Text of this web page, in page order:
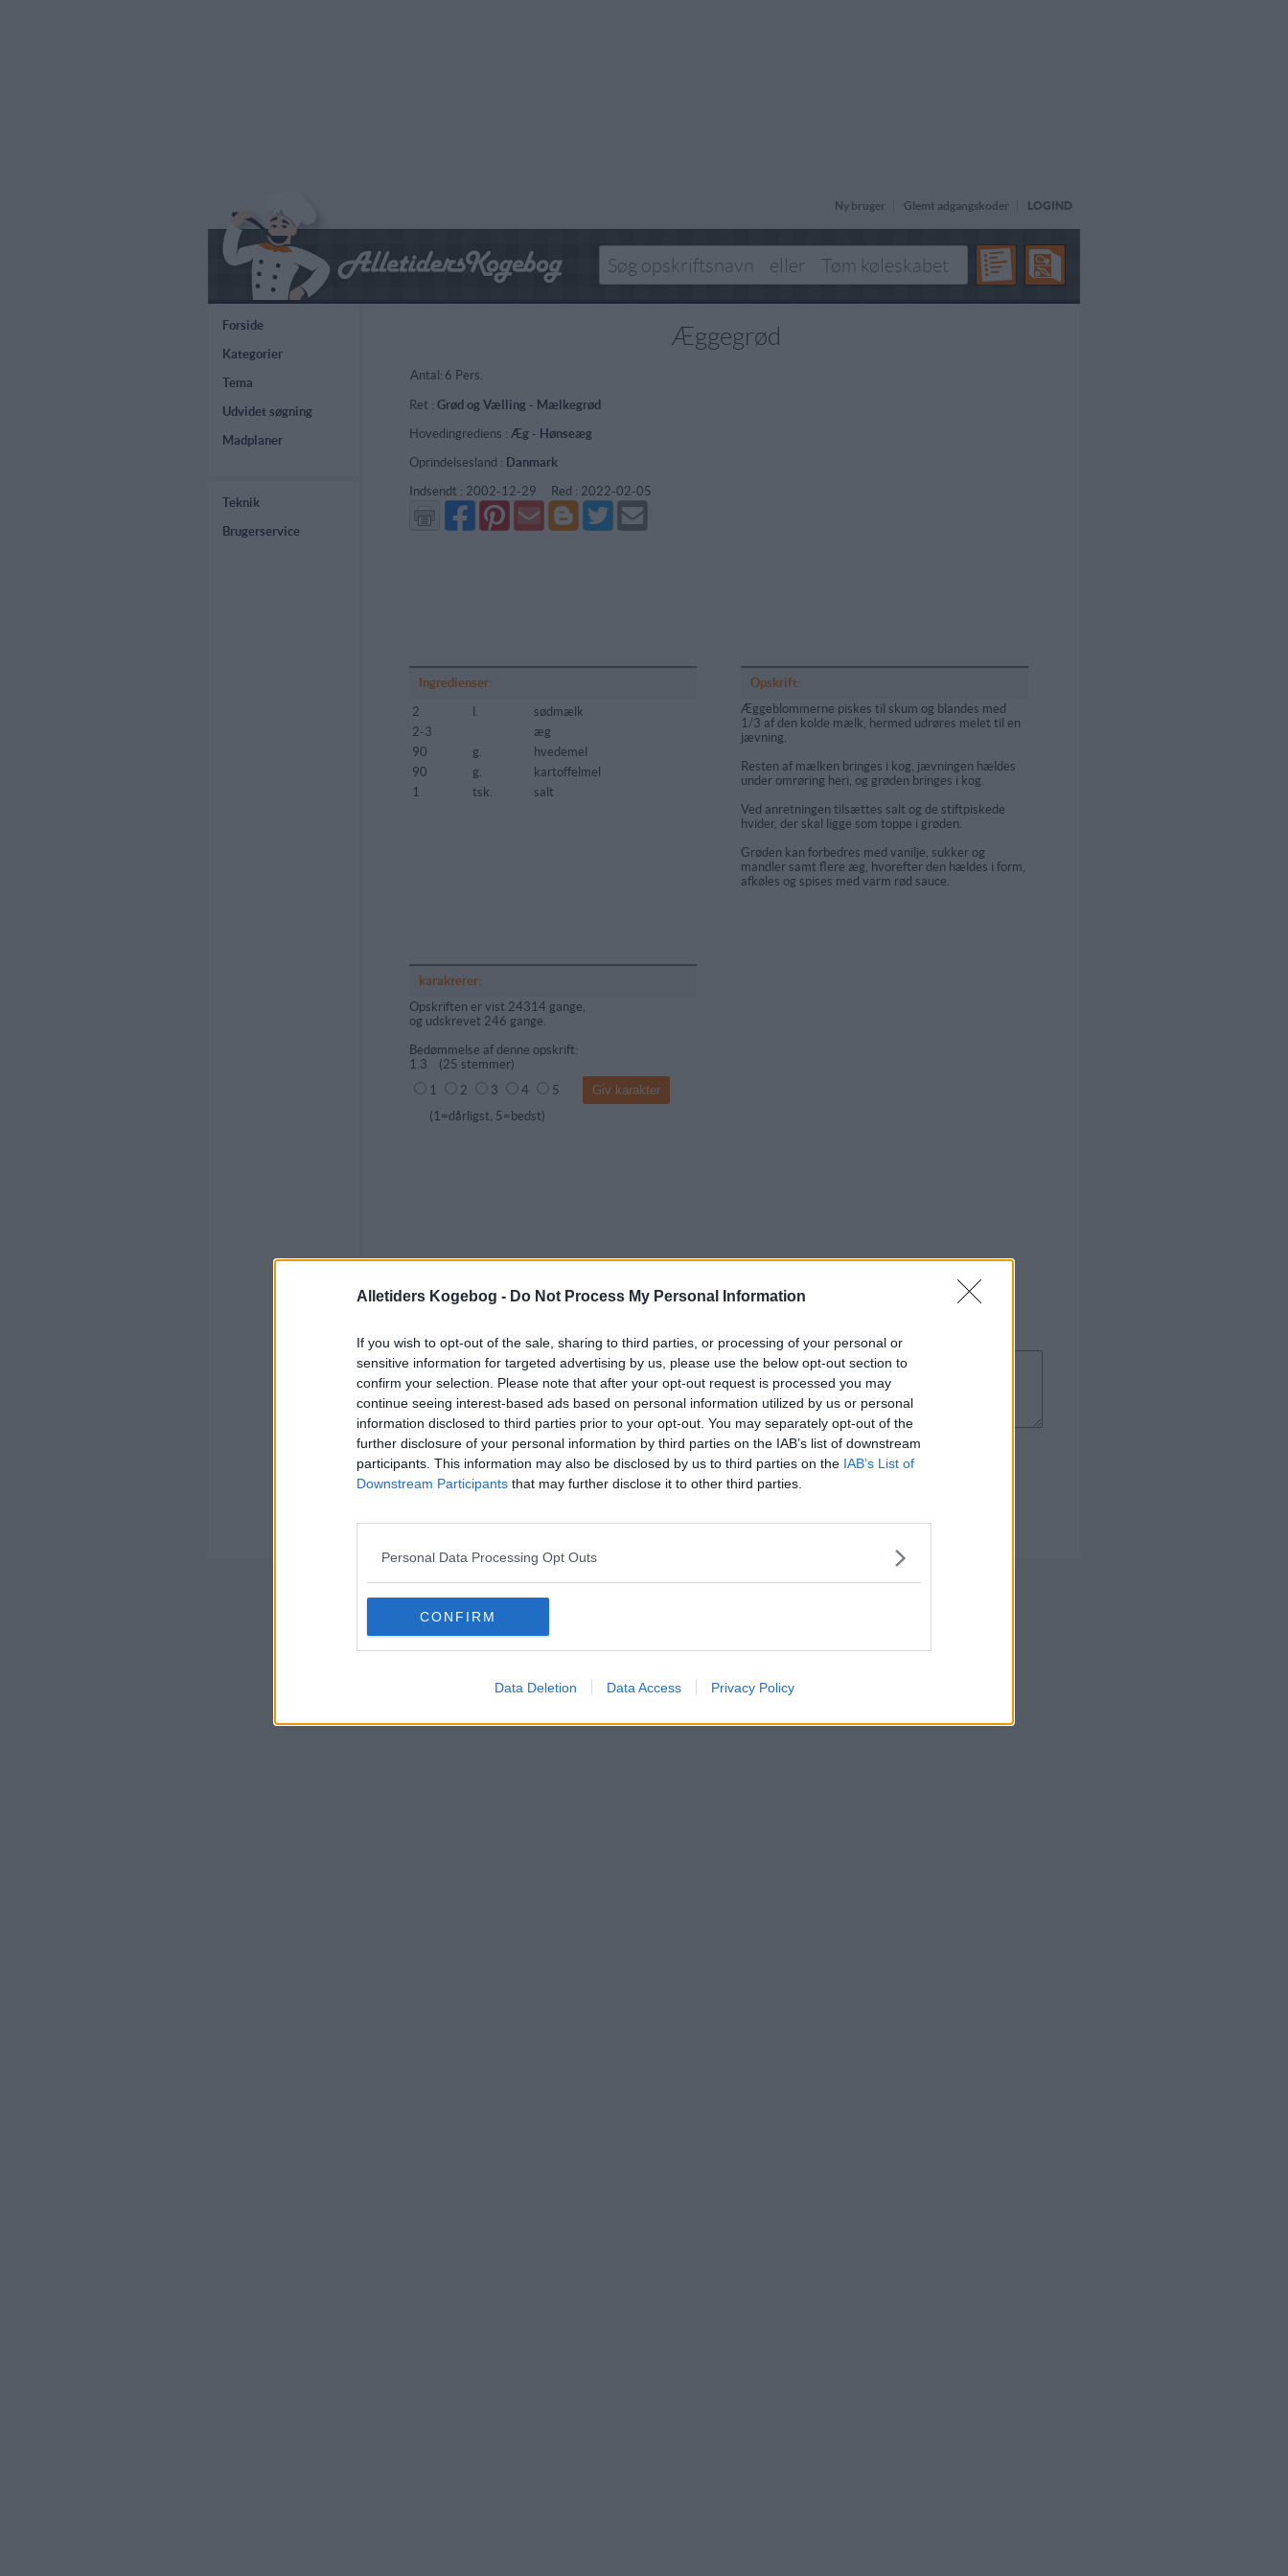
Alletiders Kogebog - Do Not Process My Personal Information
If you wish to opt-out of the sale, sharing to third parties, or processing of your personal or
sensitive information for targeted advertising by us, please use the below opt-out section to
confirm your selection. Please note that after your opt-out request is processed you may
continue seeing interest-based ads based on personal information utilized by us or personal
information disclosed to third parties prior to your opt-out. You may separately opt-out of the
further disclosure of your personal information by third parties on the IAB’s list of downstream
participants. This information may also be disclosed by us to third parties on the IAB’s List of
Downstream Participants that may further disclose it to other third parties.
Personal Data Processing Opt Outs
CONFIRM
Data Deletion Data Access Privacy Policy
Ny bruger Glemt adgangskoder LOGIND
Forside
Kategorier
Tema
Udvidet søgning
Madplaner
Teknik
Brugerservice
Æggegrød
Antal: 6 Pers.
Ret : Grød og Vælling- Mælkegrød
Hovedingrediens : Æg- Hønseæg
Oprindelsesland : Danmark
Indsendt : 2002-12-29 Red : 2022-02-05
Del
på
Facebook
Del
på
Pinterest
Send
via
GMail
Del
på
Blogger
Del
på
Twitter
Send
mail
Ingredienser:
2
l.
sødmælk
2-3
æg
90
g.
hvedemel
90
g.
kartoffelmel
1
tsk. salt
Opskrift:
Æggeblommerne piskes til skum og blandes med
1/3 af den kolde mælk, hermed udrøres melet til en
jævning.
Resten af mælken bringes i kog, jævningen hældes
under omrøring heri, og grøden bringes i kog.
Ved anretningen tilsættes salt og de stiftpiskede
hvider, der skal ligge som toppe i grøden.
Grøden kan forbedres med vanilje, sukker og
mandler samt flere æg, hvorefter den hældes i form,
afkøles og spises med varm rød sauce.
karakterer:
Opskriften er vist 24314 gange,
og udskrevet 246 gange.
Bedømmelse af denne opskrift:
1.3 (25 stemmer)
1
2 3 4
5
(1=dårligst, 5=bedst)
Kommentar fra:
Kommentar:
Kommentaren skal godkendes før den bliver synlig